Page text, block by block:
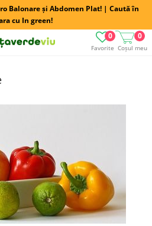
Balonare și Abdomen Plat! | Caută în
cu In green!
Favorite
0
Coșul meu
0